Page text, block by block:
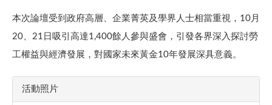
本次論壇受到政府高層、企業菁英及學界人士相當重視，10月
20、21日吸引高達1,400餘人參與盛會，引發各界深入探討勞
工權益與經濟發展，對國家未來黃金10年發展深具意義。
活動照片